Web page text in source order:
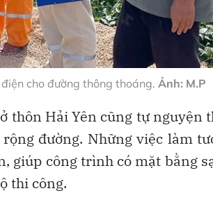
cho đường thông thoáng. Ảnh: M.P
thôn Hải Yên cũng tự nguyện
đường. Những việc làm
giúp công trình có mặt bằng
thi công.